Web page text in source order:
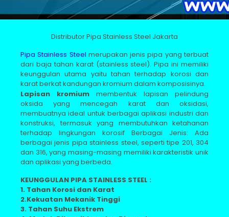
Distributor Pipa Stainless Steel Jakarta
Pipa Stainless Steel merupakan jenis pipa yang terbuat
dari baja tahan karat (stainless steel). Pipa ini memiliki
keunggulan utama yaitu tahan terhadap korosi dan
karat berkat kandungan kromium dalam komposisinya.
Lapisan kromium membentuk lapisan pelindung
oksida yang mencegah karat dan oksidasi,
membuatnya ideal untuk berbagai aplikasi industri dan
konstruksi, termasuk yang membutuhkan ketahanan
terhadap lingkungan korosif Berbagai Jenis: Ada
berbagai jenis pipa stainless steel, seperti tipe 201, 304
dan 316, yang masing-masing memiliki karakteristik unik
dan aplikasi yang berbeda.
KEUNGGULAN PIPA STAINLESS STEEL :
1. Tahan Korosi dan Karat
2.Kekuatan Mekanik Tinggi
3. Tahan Suhu Ekstrem